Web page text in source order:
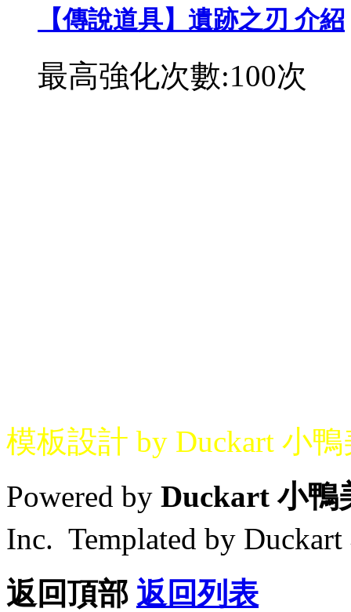
【傳說道具】遺跡之刃 介紹
最高強化次數:100次
模板設計 by Duckart 小
Powered by Duckart 小鴨
Inc. Templated by
返回頂部 返回列表